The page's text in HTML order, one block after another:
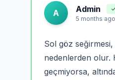
A Admin
5 months ago
Sol göz
nedenlerden olur.
geçmiyorsa,